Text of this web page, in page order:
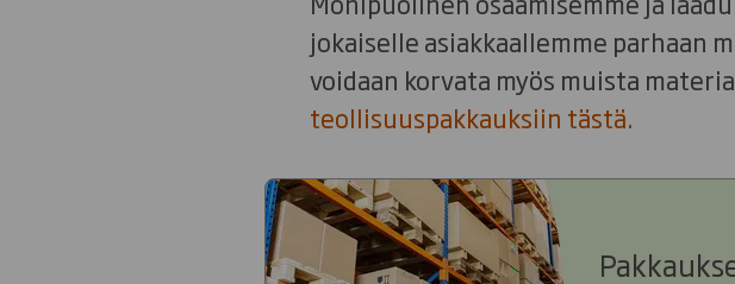
jokaiselle asiakkaallemme parhaan
voidaan korvata myös muista
teollisuuspakkauksiin tästä.